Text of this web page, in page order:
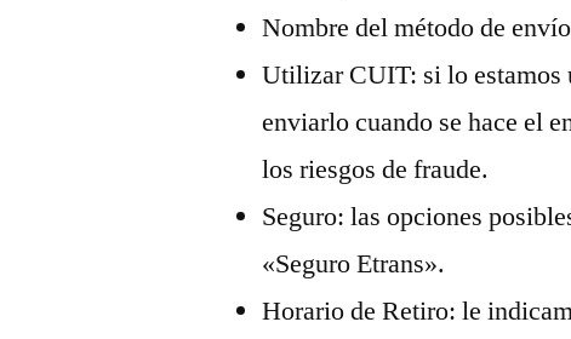
Nombre del método de
Utilizar CUIT: si lo estamos
enviarlo cuando se hace el
los riesgos de fraude.
Seguro: las opciones
«Seguro Etrans».
Horario de Retiro: le